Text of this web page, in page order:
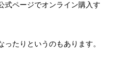
式ページでオンライン購入す
ったりというのもあります。